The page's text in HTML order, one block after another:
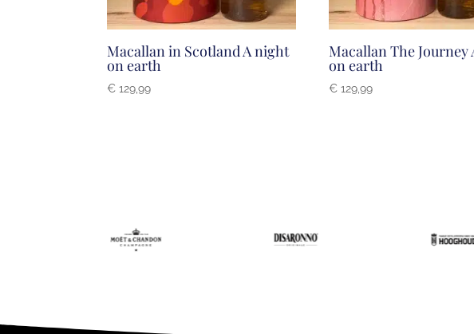
Macallan in Scotland A night
on earth
€ 129,99
Macallan The Journey
on earth
€ 129,99